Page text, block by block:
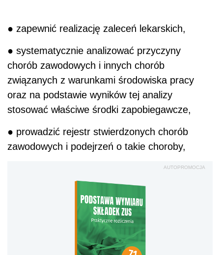
● zapewnić realizację zaleceń lekarskich,
● systematycznie analizować przyczyny
chorób zawodowych i innych chorób
związanych z warunkami środowiska pracy
oraz na podstawie wyników tej analizy
stosować właściwe środki zapobiegawcze,
● prowadzić rejestr stwierdzonych chorób
zawodowych i podejrzeń o takie choroby,
AUTOPROMOCJA